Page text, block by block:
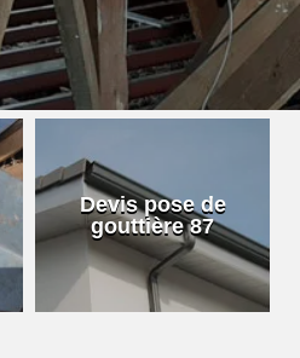
Devis pose de
gouttière 87